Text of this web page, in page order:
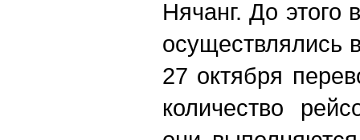
Нячанг. До этого
27 октября
количество